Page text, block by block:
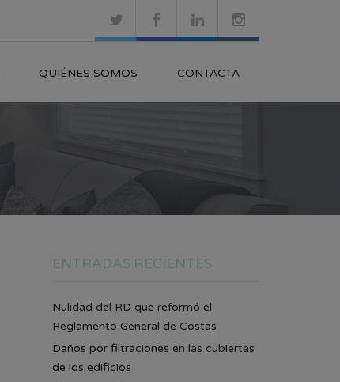
QUIÉNES SOMOS CONTACTA
ENTRADAS RECIENTES
Nulidad del RD que reformó el
Reglamento General de Costas
Daños por filtraciones en las cubiertas
de los edificios